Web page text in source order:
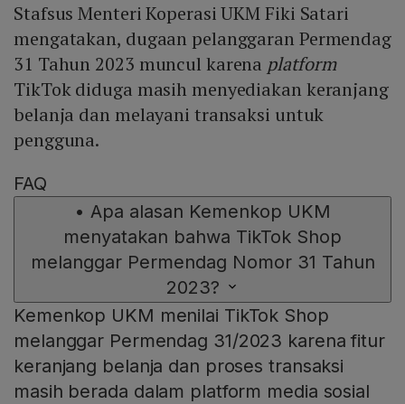
Stafsus Menteri Koperasi UKM Fiki Satari
mengatakan, dugaan pelanggaran Permendag
31 Tahun 2023 muncul karena platform
TikTok diduga masih menyediakan keranjang
belanja dan melayani transaksi untuk
pengguna.
FAQ
• Apa alasan Kemenkop UKM
menyatakan bahwa TikTok Shop
melanggar Permendag Nomor 31 Tahun
2023?
Kemenkop UKM menilai TikTok Shop
melanggar Permendag 31/2023 karena fitur
keranjang belanja dan proses transaksi
masih berada dalam platform media sosial